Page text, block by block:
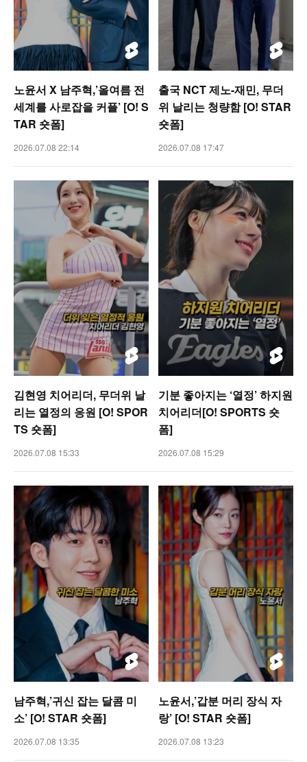
노윤서 X 남주혁,’올여름 전
세계를 사로잡을 커플’ [O! S
TAR 숏폼]
2026.07.08 22:14
출국 NCT 제노-재민, 무더
위 날리는 청량함 [O! STAR
숏폼]
2026.07.08 17:47
김현영 치어리더, 무더위 날
리는 열정의 응원 [O! SPOR
TS 숏폼]
2026.07.08 15:33
기분 좋아지는 ‘열정’ 하지원
치어리더[O! SPORTS 숏
폼]
2026.07.08 15:29
남주혁,’귀신 잡는 달콤 미
소’ [O! STAR 숏폼]
2026.07.08 13:35
노윤서,’갑분 머리 장식 자
랑’ [O! STAR 숏폼]
2026.07.08 13:23